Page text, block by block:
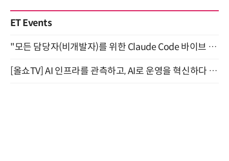
ET Events
"모든 담당자(비개발자)를 위한 Claude Code 바이브 코딩 2-day 부트캠프" 9월 16~17일 개최
[올쇼TV] AI 인프라를 관측하고, AI로 운영을 혁신하다 (8월 11일 생방송)